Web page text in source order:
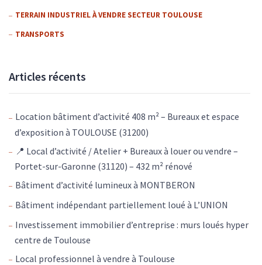
TERRAIN INDUSTRIEL À VENDRE SECTEUR TOULOUSE
TRANSPORTS
Articles récents
Location bâtiment d’activité 408 m² – Bureaux et espace
d’exposition à TOULOUSE (31200)
📍 Local d’activité / Atelier + Bureaux à louer ou vendre –
Portet-sur-Garonne (31120) – 432 m² rénové
Bâtiment d’activité lumineux à MONTBERON
Bâtiment indépendant partiellement loué à L’UNION
Investissement immobilier d’entreprise : murs loués hyper
centre de Toulouse
Local professionnel à vendre à Toulouse